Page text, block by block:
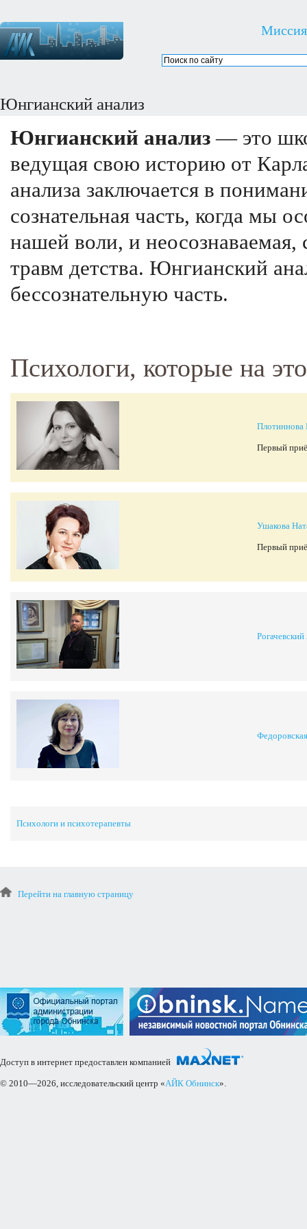
Миссия
Юнгианский анализ
Юнгианский анализ — это
ведущая свою историю от
анализа заключается в
сознательная часть, когда мы
нашей воли, и неосознаваемая,
травм детства. Юнгианский
бессознательную часть.
Психологи, которые на
Плотиннова
Первый
Ушакова
Первый
Психологи и психотерапевты
Перейти на главную страницу
Доступ в интернет предоставлен компанией
© 2010—2026, исследовательский центр «АЙК Обнинск».